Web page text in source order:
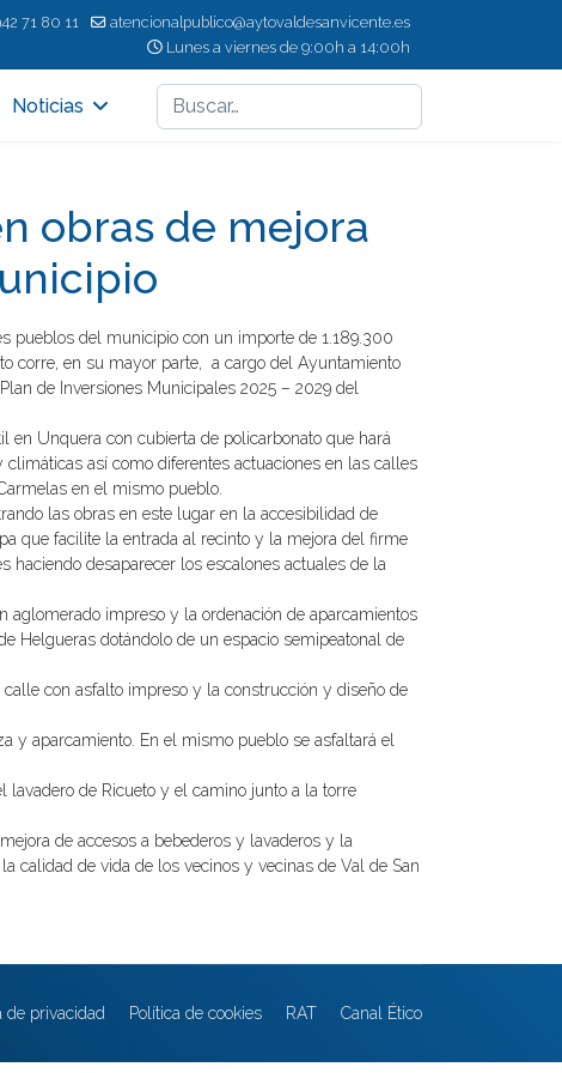
71 80 11
atencionalpublico@aytovaldesanvicente.es
Lunes a viernes de 9:00h a 14:00h
Noticias
Buscar
obras de mejora
pueblos del municipio con un importe de 1.189.300
corre, en su mayor parte, a cargo del Ayuntamiento
de Inversiones Municipales 2025 – 2029 del
en Unquera con cubierta de policarbonato que hará
así como diferentes actuaciones en las calles
en el mismo pueblo.
las obras en este lugar en la accesibilidad de
que facilite la entrada al recinto y la mejora del firme
haciendo desaparecer los escalones actuales de la
impreso y la ordenación de aparcamientos
Helgueras dotándolo de un espacio semipeatonal de
con asfalto impreso y la construcción y diseño de
y aparcamiento. En el mismo pueblo se asfaltará el
lavadero de Ricueto y el camino junto a la torre
de accesos a bebederos y lavaderos y la
calidad de vida de los vecinos y vecinas de Val de San
de privacidad Política de cookies RAT Canal Ético